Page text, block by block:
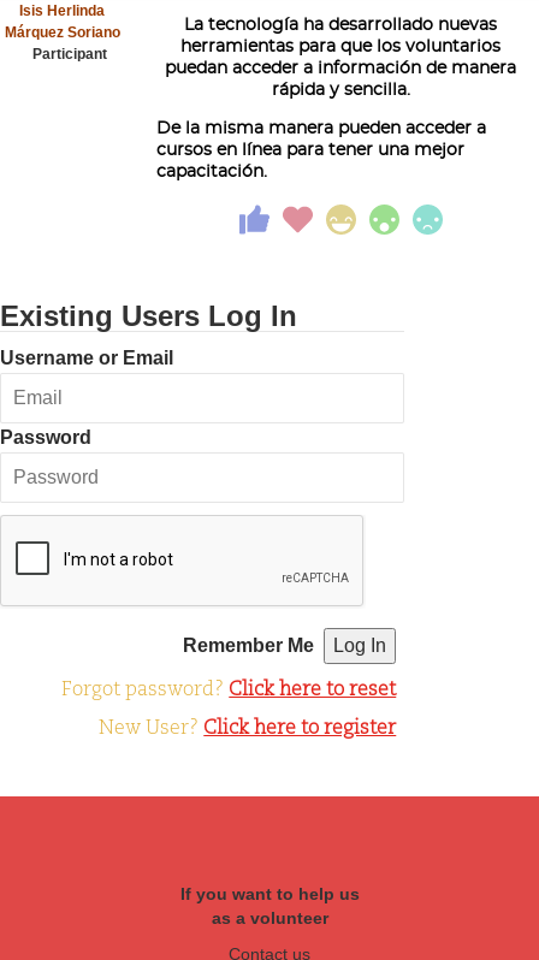
Isis Herlinda
Márquez Soriano
Participant
La tecnología ha desarrollado nuevas
herramientas para que los voluntarios
puedan acceder a información de manera
rápida y sencilla.
De la misma manera pueden acceder a
cursos en línea para tener una mejor
capacitación.
Existing Users Log In
Username or Email
Password
Remember Me
Forgot password? Click here to reset
New User? Click here to register
If you want to help us
as a volunteer
Contact us